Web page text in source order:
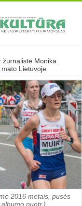
žurnalistė Monika
Lietuvoje
2016 metais, pusės
nuotr.)